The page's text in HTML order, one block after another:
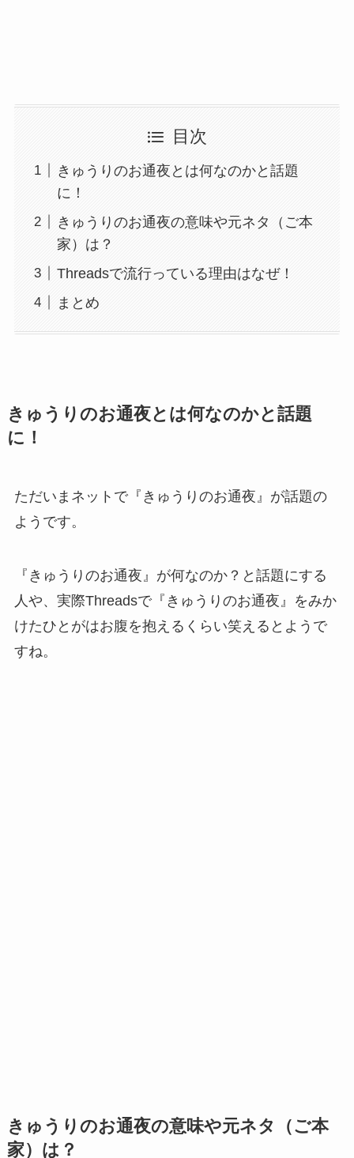
目次
きゅうりのお通夜とは何なのかと話題
に！
きゅうりのお通夜の意味や元ネタ（ご本
家）は？
Threadsで流行っている理由はなぜ！
まとめ
きゅうりのお通夜とは何なのかと話題
に！
ただいまネットで『きゅうりのお通夜』が話題の
ようです。
『きゅうりのお通夜』が何なのか？と話題にする
人や、実際Threadsで『きゅうりのお通夜』をみか
けたひとがはお腹を抱えるくらい笑えるとようで
すね。
きゅうりのお通夜の意味や元ネタ（ご本
家）は？